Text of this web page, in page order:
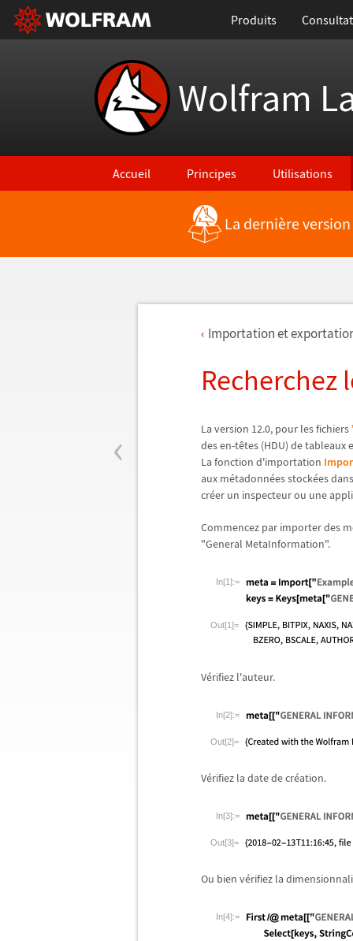
Produits
Wolfram
Accueil Principes Utilisations
La dernière
‹
Importation et
Recherchez
La version 12.0, pour les fichiers
des en-têtes (HDU) de tableaux
La fonction d'importation
aux métadonnées stockées
créer un inspecteur ou une
Commencez par importer des m
"General MetaInformation".
In[1]:=
Out[1]=
Vérifiez l'auteur.
In[2]:=
Out[2]=
Vérifiez la date de création.
In[3]:=
Out[3]=
Ou bien vérifiez la
In[4]:=